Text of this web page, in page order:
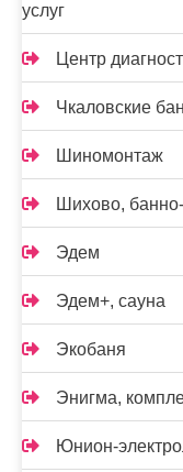
услуг
Центр
Чкаловские
Шиномонтаж
Шихово,
Эдем
Эдем+, сауна
Экобаня
Энигма,
Юнион-